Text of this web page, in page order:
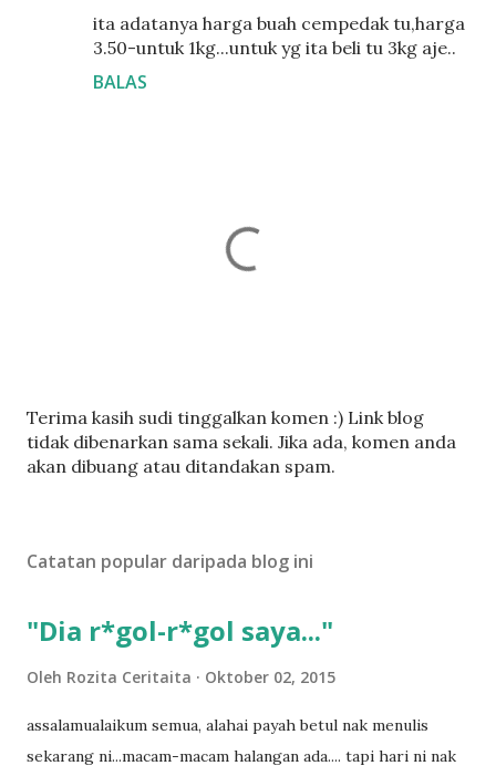
ita adatanya harga buah cempedak tu,harga
3.50-untuk 1kg...untuk yg ita beli tu 3kg aje..
BALAS
C
a
t
l
Terima kasih sudi tinggalkan komen :) Link blog
tidak dibenarkan sama sekali. Jika ada, komen anda
akan dibuang atau ditandakan spam.
Catatan popular daripada blog ini
"Dia r*gol-r*gol saya..."
Oleh Rozita Ceritaita Oktober 02, 2015
assalamualaikum semua, alahai payah betul nak menulis
sekarang ni...macam-macam halangan ada.... tapi hari ni nak